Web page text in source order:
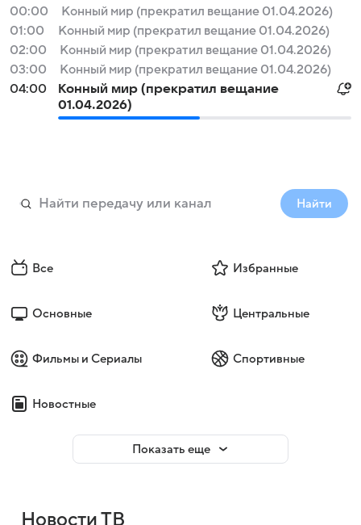
00:00
Конный мир (прекратил вещание 01.04.2026)
01:00
Конный мир (прекратил вещание 01.04.2026)
02:00
Конный мир (прекратил вещание 01.04.2026)
03:00
Конный мир (прекратил вещание 01.04.2026)
04:00
Конный мир (прекратил вещание
01.04.2026)
Найти
Все Избранные
Основные Центральные
Фильмы и Сериалы Спортивные
Новостные
Показать еще
Новости ТВ